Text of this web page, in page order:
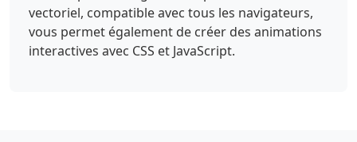
vectoriel, compatible avec tous les navigateurs,
vous permet également de créer des animations
interactives avec CSS et JavaScript.